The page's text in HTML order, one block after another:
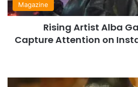
Magazine
Rising Artist Alba
Capture Attention on